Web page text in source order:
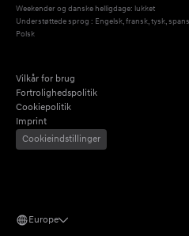
Weekender og danske helligdage: lukket
Understøttede sprog : Engelsk, fransk, tysk,
Polsk
Vilkår for brug
Fortrolighedspolitik
Cookiepolitik
Imprint
Cookieindstillinger
Europe